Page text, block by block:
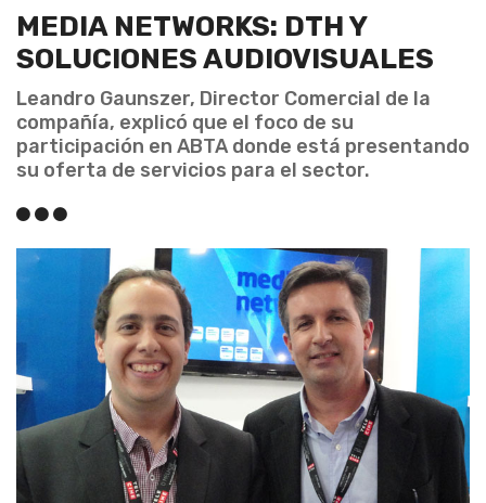
MEDIA NETWORKS: DTH Y
SOLUCIONES AUDIOVISUALES
Leandro Gaunszer, Director Comercial de la
compañía, explicó que el foco de su
participación en ABTA donde está presentando
su oferta de servicios para el sector.